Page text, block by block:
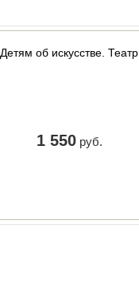
Детям об искусстве. Театр
1 550руб.